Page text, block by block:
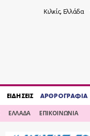
Κιλκίς, Ελλάδα
ΕΙΔΗΣΕΙΣ ΑΡΘΡΟΓΡΑΦΙΑ
ΕΛΛΑΔΑ ΕΠΙΚΟΙΝΩΝΙΑ